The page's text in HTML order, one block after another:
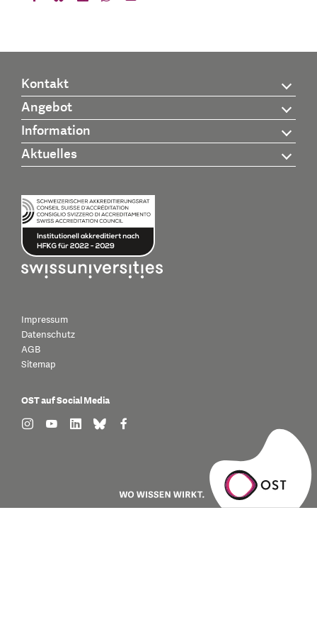
Kontakt
Angebot
Information
Aktuelles
Impressum
Datenschutz
AGB
Sitemap
OST auf Social Media
find us on: instagram
find us on: youtube
find us on: linkedin
find us on: bluesky
find us on: facebook